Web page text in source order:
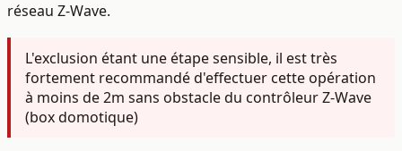
réseau Z-Wave.
L'exclusion étant une étape sensible, il esttrès
fortement recommandé d'effectuer cette opération
à moins de 2m sans obstacledu contrôleur Z-Wave
(box domotique)